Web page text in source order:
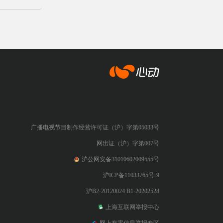
广播电视节目制作经营许可证（沪）字第05033号
网出证（沪）字第007号
沪公网安备31010602009555号
沪ICP备11033765号-9
沪B2-20120024 B1-20202528
上海互联网举报中心
心动网络